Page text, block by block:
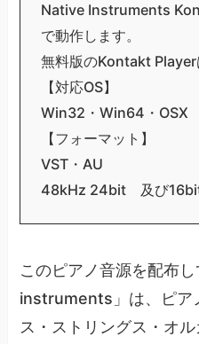
Native Instruments
で動作します。
無料版のKontakt Player
【対応OS】
Win32・Win64・OSX
【フォーマット】
VST・AU
48kHz 24bit 及び
このピアノ音源を配布
instruments」は、ピア
ス・ストリングス・オ